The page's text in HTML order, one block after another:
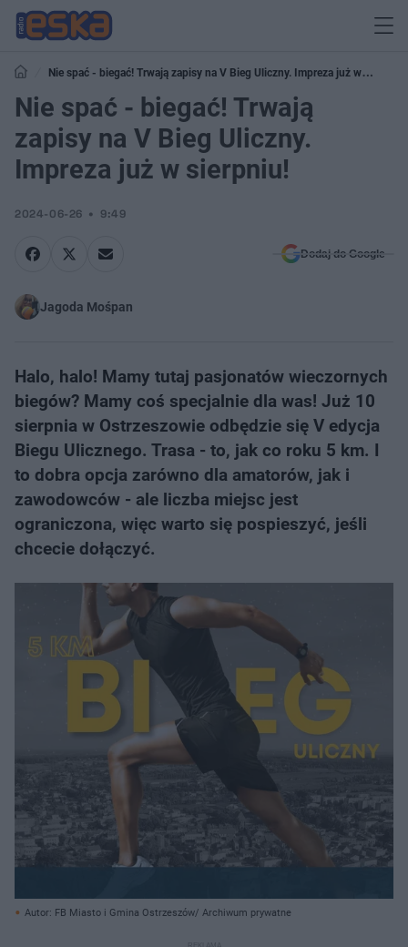
Nie spać - biegać! Trwają zapisy na V Bieg Uliczny. Impreza już w
sierpniu!
Nie spać - biegać! Trwają
zapisy na V Bieg Uliczny.
Impreza już w sierpniu!
2024-06-26 9:49
Dodaj do Google
Jagoda Mośpan
Halo, halo! Mamy tutaj pasjonatów wieczornych
biegów? Mamy coś specjalnie dla was! Już 10
sierpnia w Ostrzeszowie odbędzie się V edycja
Biegu Ulicznego. Trasa - to, jak co roku 5 km. I
to dobra opcja zarówno dla amatorów, jak i
zawodowców - ale liczba miejsc jest
ograniczona, więc warto się pospieszyć, jeśli
chcecie dołączyć.
Autor: FB Miasto i Gmina Ostrzeszów/ Archiwum prywatne